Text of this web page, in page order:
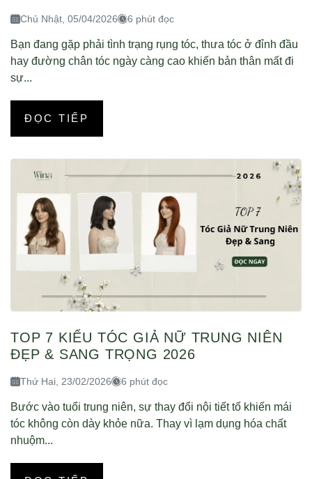
Chủ Nhật, 05/04/2026 6 phút đọc
Bạn đang gặp phải tình trạng rụng tóc, thưa tóc ở đỉnh đầu
hay đường chân tóc ngày càng cao khiến bản thân mất đi
sự...
ĐỌC TIẾP
TOP 7 KIỂU TÓC GIẢ NỮ TRUNG NIÊN
ĐẸP & SANG TRỌNG 2026
Thứ Hai, 23/02/2026 6 phút đọc
Bước vào tuổi trung niên, sự thay đổi nội tiết tố khiến mái
tóc không còn dày khỏe nữa. Thay vì lạm dụng hóa chất
nhuộm...